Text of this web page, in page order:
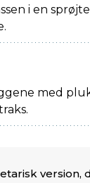
i en
med